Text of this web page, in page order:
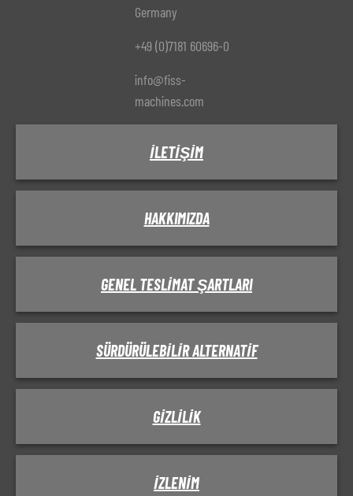
Germany
+49 (0)7181 60696-0
info@fiss-
machines.com
İLETIŞIM
HAKKIMIZDA
GENEL TESLIMAT ŞARTLARI
SÜRDÜRÜLEBILIR ALTERNATIF
GIZLILIK
IZLENIM